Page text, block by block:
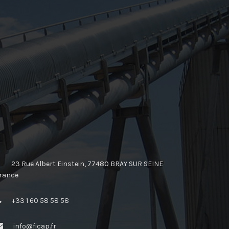
23 Rue Albert Einstein, 77480 BRAY SUR SEINE
+33 1 60 58 58 58
info@ficap.fr